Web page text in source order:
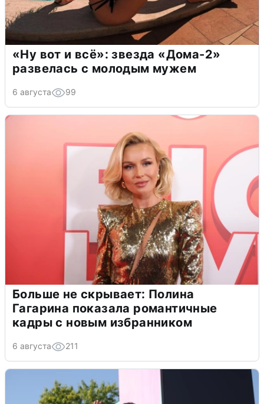
«Ну вот и всё»: звезда «Дома-2»
развелась с молодым мужем
6 августа 99
Больше не скрывает: Полина
Гагарина показала романтичные
кадры с новым избранником
6 августа 211